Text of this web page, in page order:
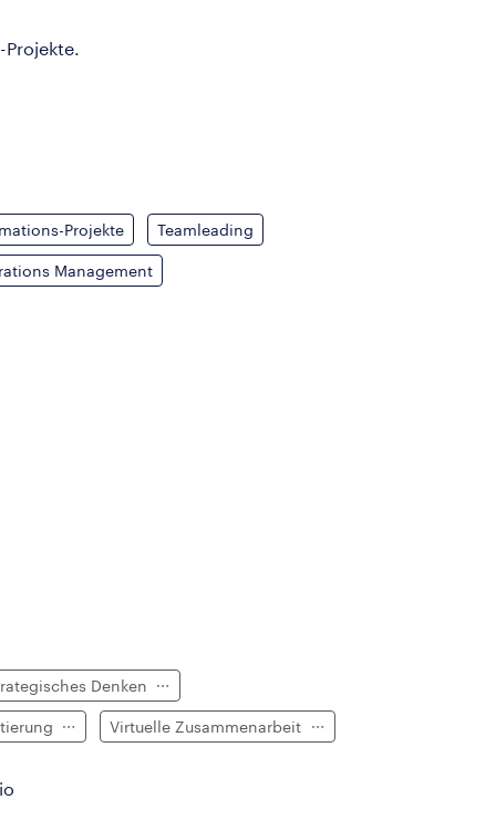
Projekte Teamleading
Management
Denken
Virtuelle Zusammenarbeit